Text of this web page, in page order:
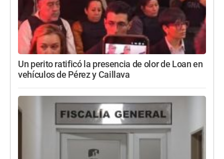
Un perito ratificó la presencia de olor de Loan en
vehículos de Pérez y Caillava